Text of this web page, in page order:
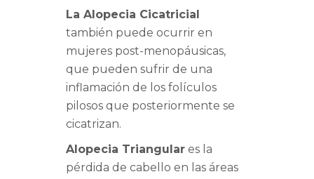
La Alopecia Cicatricial
también puede ocurrir en
mujeres post-menopáusicas,
que pueden sufrir de una
inflamación de los folículos
pilosos que posteriormente se
cicatrizan.
Alopecia Triangular es la
pérdida de cabello en las áreas